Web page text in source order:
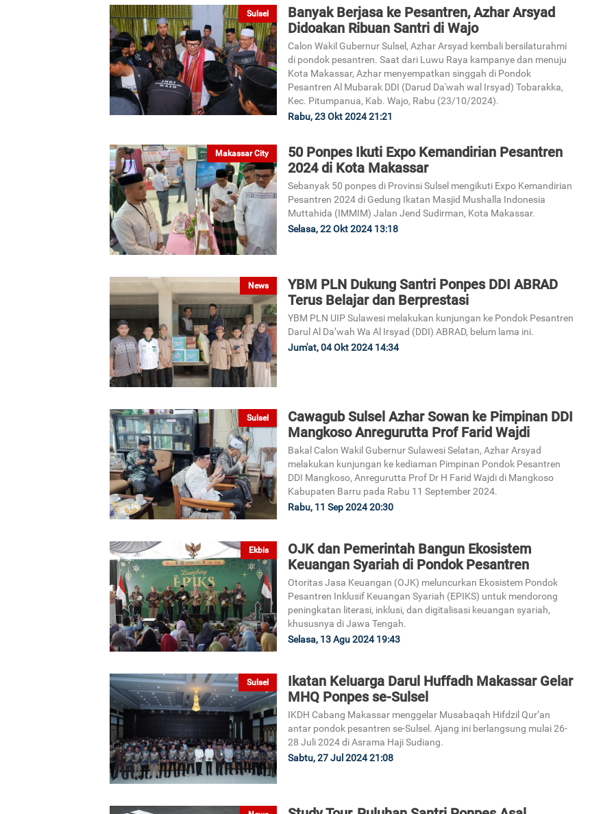
Sulsel
Banyak Berjasa ke Pesantren, Azhar Arsyad
Didoakan Ribuan Santri di Wajo
Calon Wakil Gubernur Sulsel, Azhar Arsyad kembali bersilaturahmi
di pondok pesantren. Saat dari Luwu Raya kampanye dan menuju
Kota Makassar, Azhar menyempatkan singgah di Pondok
Pesantren Al Mubarak DDI (Darud Da'wah wal Irsyad) Tobarakka,
Kec. Pitumpanua, Kab. Wajo, Rabu (23/10/2024).
Rabu, 23 Okt 2024 21:21
Makassar City
50 Ponpes Ikuti Expo Kemandirian Pesantren
2024 di Kota Makassar
Sebanyak 50 ponpes di Provinsi Sulsel mengikuti Expo Kemandirian
Pesantren 2024 di Gedung Ikatan Masjid Mushalla Indonesia
Muttahida (IMMIM) Jalan Jend Sudirman, Kota Makassar.
Selasa, 22 Okt 2024 13:18
News
YBM PLN Dukung Santri Ponpes DDI ABRAD
Terus Belajar dan Berprestasi
YBM PLN UIP Sulawesi melakukan kunjungan ke Pondok Pesantren
Darul Al Da’wah Wa Al Irsyad (DDI) ABRAD, belum lama ini.
Jum'at, 04 Okt 2024 14:34
Sulsel
Cawagub Sulsel Azhar Sowan ke Pimpinan DDI
Mangkoso Anregurutta Prof Farid Wajdi
Bakal Calon Wakil Gubernur Sulawesi Selatan, Azhar Arsyad
melakukan kunjungan ke kediaman Pimpinan Pondok Pesantren
DDI Mangkoso, Anregurutta Prof Dr H Farid Wajdi di Mangkoso
Kabupaten Barru pada Rabu 11 September 2024.
Rabu, 11 Sep 2024 20:30
Ekbis
OJK dan Pemerintah Bangun Ekosistem
Keuangan Syariah di Pondok Pesantren
Otoritas Jasa Keuangan (OJK) meluncurkan Ekosistem Pondok
Pesantren Inklusif Keuangan Syariah (EPIKS) untuk mendorong
peningkatan literasi, inklusi, dan digitalisasi keuangan syariah,
khususnya di Jawa Tengah.
Selasa, 13 Agu 2024 19:43
Sulsel
Ikatan Keluarga Darul Huffadh Makassar Gelar
MHQ Ponpes se-Sulsel
IKDH Cabang Makassar menggelar Musabaqah Hifdzil Qur’an
antar pondok pesantren se-Sulsel. Ajang ini berlangsung mulai 26-
28 Juli 2024 di Asrama Haji Sudiang.
Sabtu, 27 Jul 2024 21:08